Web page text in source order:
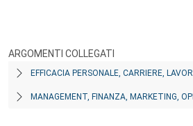
ARGOMENTI COLLEGATI
EFFICACIA PERSONALE, CARRIERE,
MANAGEMENT, FINANZA, MARKETING,